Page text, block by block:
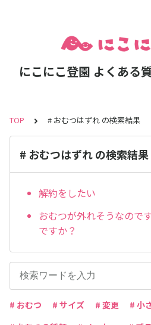
にこにこ登園 よくある
TOP # おむつはずれ の検索結果
# おむつはずれ の検索結果
解約をしたい
おむつが外れそうなので
ですか？
# おむつ # サイズ # 変更 # 小